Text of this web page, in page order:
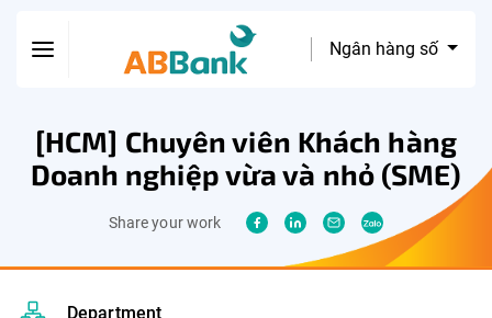
Ngân hàng số
[HCM] Chuyên viên Khách hàng
Doanh nghiệp vừa và nhỏ (SME)
Share your work
Department